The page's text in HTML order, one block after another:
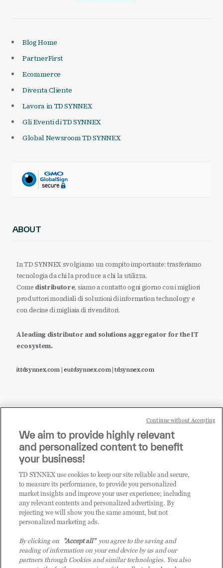
Blog Home
PartnerFirst
Ecommerce
Diventa Cliente
Lavora in TD SYNNEX
Gli Eventi di TD SYNNEX
Global Newsroom TD SYNNEX
ABOUT
In TD SYNNEX svolgiamo un compito importante: trasferiamo
tecnologia da chi la produce a chi la utilizza.
Come distributore, siamo a contatto ogni giorno con i migliori
produttori mondiali di soluzioni di information technology e
con decine di migliaia di rivenditori.
A leading distributor and solutions aggregator for the IT
ecosystem.
it.tdsynnex.com|eu.tdsynnex.com|tdsynnex.com
Sei un rivenditore di tecnologia e desideri acquistare
i prodotti o le soluzioni trattate sul blog?
CLICCA QUI E DIVENTA
CLIENTE TD SYNNEX
We aim to provide highly relevant
and personalized content to benefit
your business!
TD SYNNEX use cookies to keep our site reliable and secure,
to measure its performance, to provide you personalized
market insights and improve your user experience; including
any relevant contents and personalized advertising. By
rejecting we will show you the same amount, but not
personalized marketing ads.
By clicking on "Accept all"you agree to the saving and
reading of information on your end device by us and our
partners through Cookies and similar technologies. You also
Continue without Accepting